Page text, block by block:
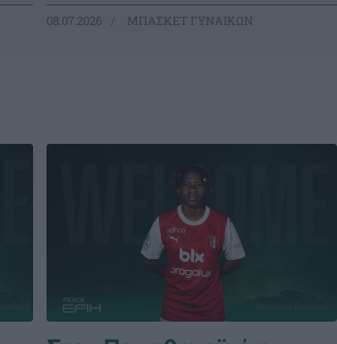
08.07.2026 ΜΠΑΣΚΕΤ ΓΥΝΑΙΚΩΝ